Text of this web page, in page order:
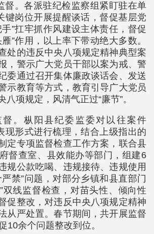
督。各派驻纪检监察组紧盯驻在单
键岗位开展提醒谈话，督促基层党
”扛牢抓作风建设主体责任，督促
”作用，以上率下带动绝大多数。
处的违反中央八项规定精神典型案
，警示广大党员干部以案为戒、警
委通过召开集体廉政谈话会、发送
示教育等方式，教育引导广大党员
八项规定，风清气正过“廉节”。
督。枞阳县纪委监委对以往案件
现形式进行梳理，结合上级指出的
定专项监督检查工作方案，联合县
督查室、县效能办等部门，组建6
规公款吃喝、违规接待、违规使用
禁”问题，对部分乡镇和县直部门
双线监督检查，对苗头性、倾向性
促整改，对违反中央八项规定精神
从严处置。春节期间，共开展监督
10余个问题整改到位。